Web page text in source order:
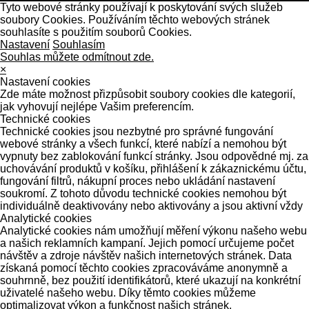
Tyto webové stránky používají k poskytování svých služeb
soubory Cookies. Používáním těchto webových stránek
souhlasíte s použitím souborů Cookies.
Nastavení Souhlasím
Souhlas můžete odmítnout zde.
×
Nastavení cookies
Zde máte možnost přizpůsobit soubory cookies dle kategorií,
jak vyhovují nejlépe Vašim preferencím.
Technické cookies
Technické cookies jsou nezbytné pro správné fungování
webové stránky a všech funkcí, které nabízí a nemohou být
vypnuty bez zablokování funkcí stránky. Jsou odpovědné mj. za
uchovávání produktů v košíku, přihlášení k zákaznickému účtu,
fungování filtrů, nákupní proces nebo ukládání nastavení
soukromí. Z tohoto důvodu technické cookies nemohou být
individuálně deaktivovány nebo aktivovány a jsou aktivní vždy
Analytické cookies
Analytické cookies nám umožňují měření výkonu našeho webu
a našich reklamních kampaní. Jejich pomocí určujeme počet
návštěv a zdroje návštěv našich internetových stránek. Data
získaná pomocí těchto cookies zpracováváme anonymně a
souhrnně, bez použití identifikátorů, které ukazují na konkrétní
uživatelé našeho webu. Díky těmto cookies můžeme
optimalizovat výkon a funkčnost našich stránek.